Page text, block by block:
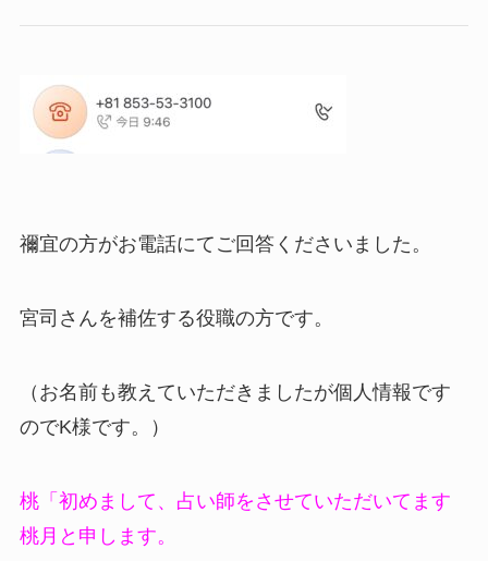
禰宜の方がお電話にてご回答くださいました。
宮司さんを補佐する役職の方です。
（お名前も教えていただきましたが個人情報です
のでK様です。）
桃「初めまして、占い師をさせていただいてます
桃月と申します。